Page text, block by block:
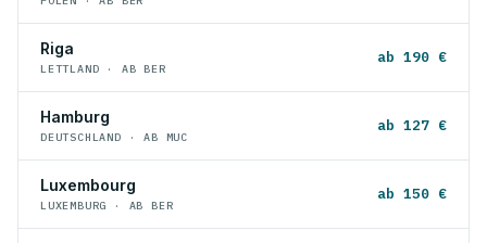
Riga
LETTLAND · AB BER
ab 190 €
Hamburg
DEUTSCHLAND · AB MUC
ab 127 €
Luxembourg
LUXEMBURG · AB BER
ab 150 €